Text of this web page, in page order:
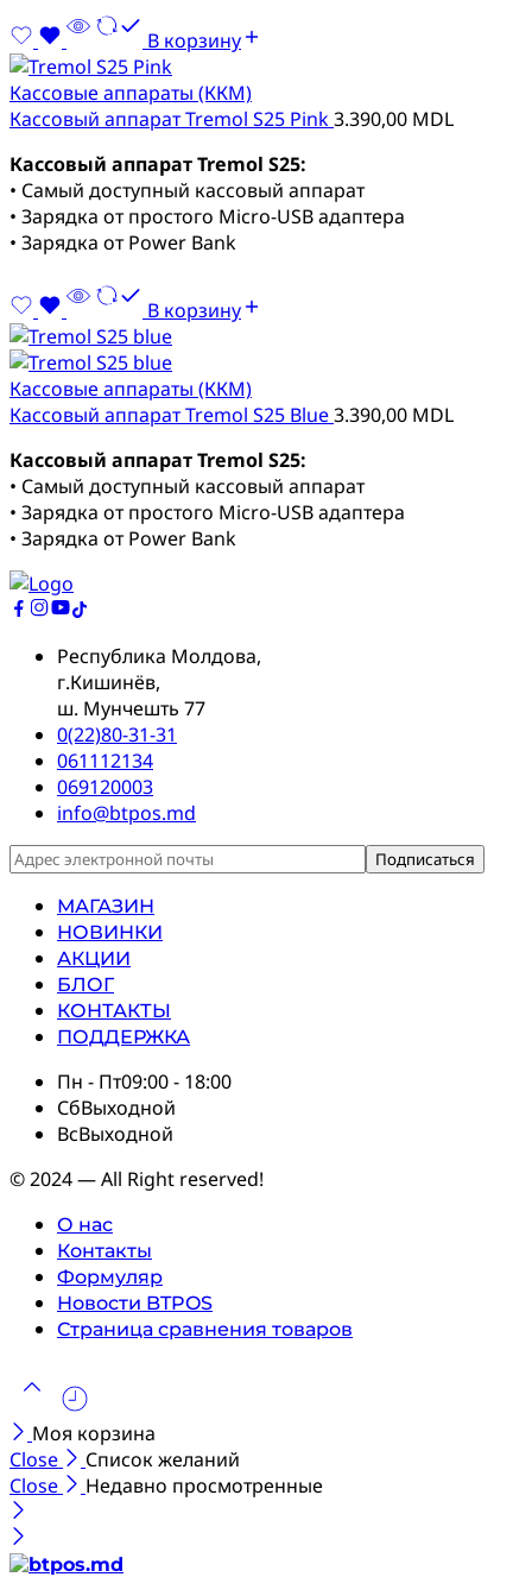
В корзину
Кассовые аппараты (ККМ)
Кассовый аппарат Tremol S25 Pink3.390,00 MDL
Кассовый аппарат Tremol S25:
• Самый доступный кассовый аппарат
• Зарядка от простого Micro-USB адаптера
• Зарядка от Power Bank
В корзину
Кассовые аппараты (ККМ)
Кассовый аппарат Tremol S25 Blue3.390,00 MDL
Кассовый аппарат Tremol S25:
• Самый доступный кассовый аппарат
• Зарядка от простого Micro-USB адаптера
• Зарядка от Power Bank
Республика Молдова,
г.Кишинёв,
ш. Мунчешть 77
0(22)80-31-31
061112134
069120003
info@btpos.md
МАГАЗИН
НОВИНКИ
АКЦИИ
БЛОГ
КОНТАКТЫ
ПОДДЕРЖКА
Пн - Пт09:00 - 18:00
СбВыходной
ВсВыходной
© 2024 — All Right reserved!
О нас
Контакты
Формуляр
Новости BTPOS
Страница сравнения товаров
Моя корзина
Close
Список желаний
Close
Недавно просмотренные